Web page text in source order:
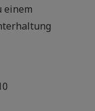
einem